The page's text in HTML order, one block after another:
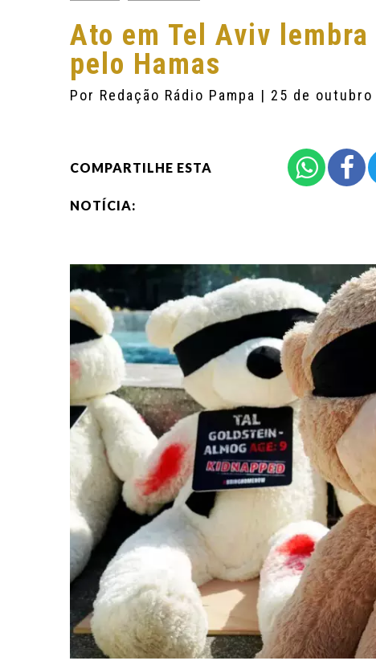
Ato em Tel Aviv
pelo Hamas
Por Redação Rádio Pampa | 25 de outubro
COMPARTILHE ESTA
NOTÍCIA: